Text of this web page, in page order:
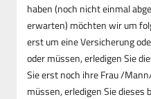
haben (noch nicht einmal
erwarten) möchten wir um
erst um eine Versicherung
oder müssen, erledigen Sie
Sie erst noch ihre Frau /
müssen, erledigen Sie